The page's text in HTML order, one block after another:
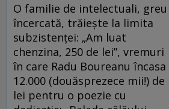
O familie de intelectuali, greu
încercată, trăiește la limita
subzistenței: „Am luat
chenzina, 250 de lei”, vremuri
în care Radu Boureanu încasa
12.000 (douăsprezece mii!) de
lei pentru o poezie cu